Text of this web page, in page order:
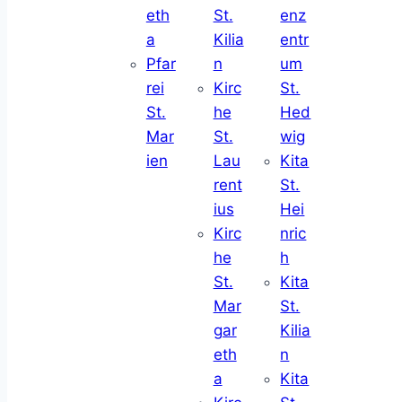
eth
a
Pfar
rei
St.
Mar
ien
St.
Kilia
n
Kirc
he
St.
Lau
rent
ius
Kirc
he
St.
Mar
gar
eth
a
enz
entr
um
St.
Hed
wig
Kita
St.
Hei
nric
h
Kita
St.
Kilia
n
Kita